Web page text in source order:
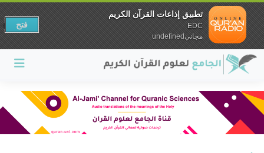
تطبيق إذاعات القرآن الكريم
EDC
مجانيundefined
فتح